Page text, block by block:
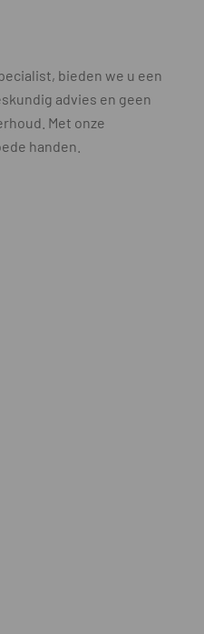
Ja
of
Optioneel
met
bieden we u een
advies en geen
Met onze
handen.